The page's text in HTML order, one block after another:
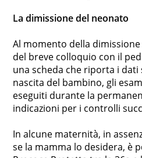
La dimissione del neonato
Al momento della
del breve colloquio con il
una scheda che riporta i
nascita del bambino, gli
eseguiti durante la
indicazioni per i controlli
In alcune maternità, in
se la mamma lo desidera, è